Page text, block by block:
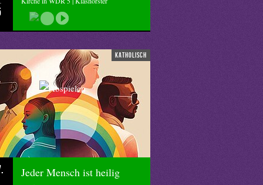
katholisch
Jeder Mensch ist heilig